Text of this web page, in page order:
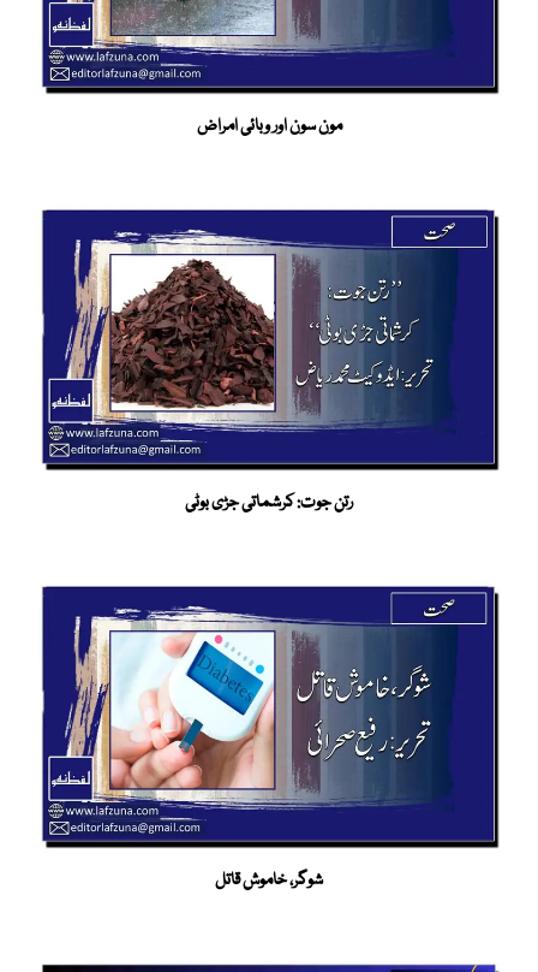
مون سون اور وبائی امراض
رتن جوت: کرشماتی جڑی بوٹی
شوگر، خاموش قاتل